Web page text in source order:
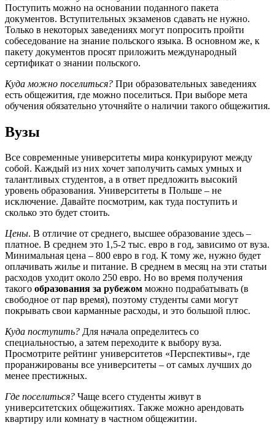
Поступить можно на основании поданного пакета
документов. Вступительных экзаменов сдавать не нужно.
Только в некоторых заведениях могут попросить пройти
собеседование на знание польского языка. В основном же, к
пакету документов просят приложить международный
сертификат о знании польского.
Куда можно поселиться? При образовательных заведениях
есть общежития, где можно поселиться. При выборе мета
обучения обязательно уточняйте о наличии такого общежития.
Вузы
Все современные университеты мира конкурируют между
собой. Каждый из них хочет заполучить самых умных и
талантливых студентов, а в ответ предложить высокий
уровень образования. Университеты в Польше – не
исключение. Давайте посмотрим, как туда поступить и
сколько это будет стоить.
Цены. В отличие от среднего, высшее образование здесь –
платное. В среднем это 1,5-2 тыс. евро в год, зависимо от вуза.
Минимальная цена – 800 евро в год. К тому же, нужно будет
оплачивать жилье и питание. В среднем в месяц на эти статьи
расходов уходит около 250 евро. Но во время получения
такого образования за рубежом можно подрабатывать (в
свободное от пар время), поэтому студенты сами могут
покрывать свои карманные расходы, и это большой плюс.
Куда поступить? Для начала определитесь со
специальностью, а затем переходите к выбору вуза.
Просмотрите рейтинг университетов «Перспективы», где
проранжированы все университеты – от самых лучших до
менее престижных.
Где поселиться? Чаще всего студенты живут в
университетских общежитиях. Также можно арендовать
квартиру или комнату в частном общежитии.